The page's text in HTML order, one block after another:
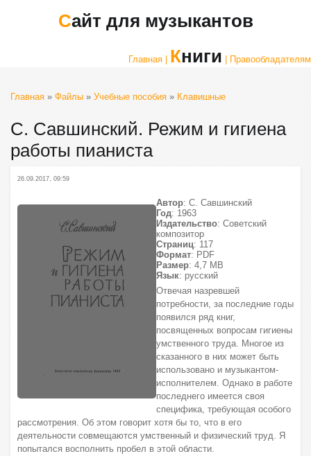
Сайт для музыкантов
Главная | Книги | Правообладателям
Главная » Файлы » Учебные пособия » Клавишные
С. Савшинский. Режим и гигиена
работы пианиста
26.09.2017, 09:59
Автор: С. Савшинский
Год: 1963
Издательство: Советский
композитор
Страниц: 117
Формат: PDF
Размер: 4,7 МВ
Язык: русский
Отвечая назревшей
потребности, за последние годы
появился ряд книг,
посвященных вопросам гигиены
умственного труда. Многое из
сказанного в них может быть
использовано и музыкантом-
исполнителем. Однако в работе
последнего имеется своя
специфика, требующая особого
рассмотрения. Об этом говорит хотя бы то, что в его
деятельности совмещаются умственный и физический труд. Я
попытался восполнить пробел в этой области.